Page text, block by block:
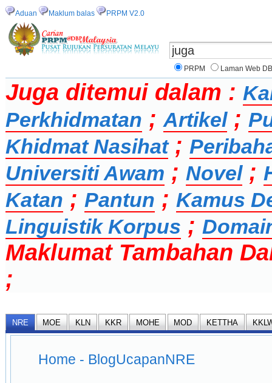
Aduan Maklum balas PRPM V2.0
PRPM Laman Web
Juga ditemui dalam :
Perkhidmatan ; Artikel;
Khidmat Nasihat;
Universiti Awam ; Novel;
Katan ; Pantun ; Kamus
Linguistik Korpus ;
Maklumat Tambahan
;
NRE MOE KLN KKR MOHE MOD KETTHA
Home - BlogUcapanNRE